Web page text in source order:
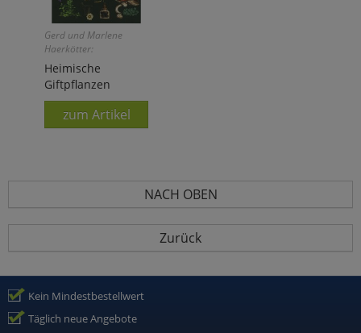
Gerd und Marlene
Haerkötter:
Heimische
Giftpflanzen
zum Artikel
NACH OBEN
Zurück
Kein Mindestbestellwert
Täglich neue Angebote